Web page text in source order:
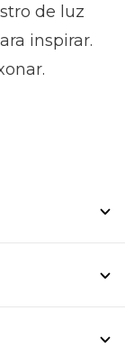
de luz
inspirar.